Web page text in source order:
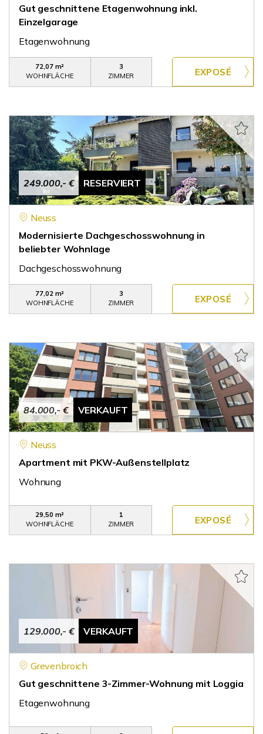
Gut geschnittene Etagenwohnung inkl.
Einzelgarage
Etagenwohnung
72,07 m²
WOHNFLÄCHE
3
ZIMMER
249.000,- € RESERVIERT
Neuss
Modernisierte Dachgeschosswohnung in
beliebter Wohnlage
Dachgeschosswohnung
77,02 m²
WOHNFLÄCHE
3
ZIMMER
84.000,- € VERKAUFT
Neuss
Apartment mit PKW-Außenstellplatz
Wohnung
29,50 m²
WOHNFLÄCHE
1
ZIMMER
129.000,- € VERKAUFT
Grevenbroich
Gut geschnittene 3-Zimmer-Wohnung mit Loggia
Etagenwohnung